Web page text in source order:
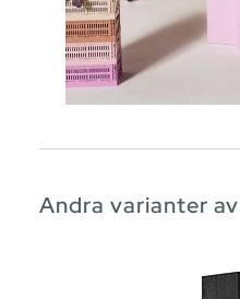
Andra varianter